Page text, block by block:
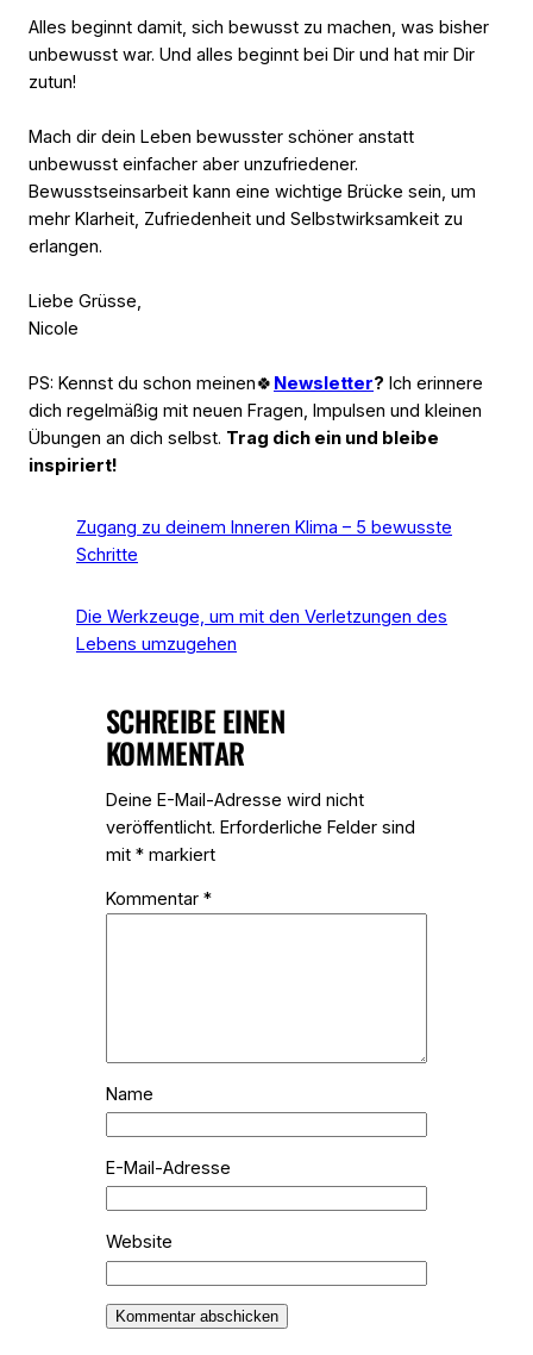
Alles beginnt damit, sich bewusst zu machen, was bisher
unbewusst war. Und alles beginnt bei Dir und hat mir Dir
zutun!
Mach dir dein Leben bewusster schöner anstatt
unbewusst einfacher aber unzufriedener.
Bewusstseinsarbeit kann eine wichtige Brücke sein, um
mehr Klarheit, Zufriedenheit und Selbstwirksamkeit zu
erlangen.
Liebe Grüsse,
Nicole
PS: Kennst du schon meinen🍀 Newsletter? Ich erinnere
dich regelmäßig mit neuen Fragen, Impulsen und kleinen
Übungen an dich selbst. Trag dich ein und bleibe
inspiriert!
Zugang zu deinem Inneren Klima – 5 bewusste
Schritte
Die Werkzeuge, um mit den Verletzungen des
Lebens umzugehen
SCHREIBE EINEN
KOMMENTAR
Deine E-Mail-Adresse wird nicht
veröffentlicht. Erforderliche Felder sind
mit *markiert
Kommentar *
Name
E-Mail-Adresse
Website